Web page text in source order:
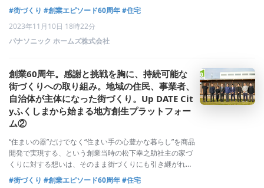
した。そこに暮らす人たちの健康、快適・利便性、豊かな
コミュニティを実現し、その街で生活することの誇りであ
るシビックプライドを醸成するトータ
#街づくり #創業エピソード60周年#住宅
2023年11月10日 18時22分
パナソニック ホームズ株式会社
創業60周年。感謝と挑戦を胸に、持続可能な
街づくりへの取り組み。地域の住民、事業者、
自治体が主体になった街づくり。Up DATE Cit
yふくしまから始まる地方創生プラットフォー
ム②
“住まいの器”だけでなく“住まい手の心豊かな暮らし”を商品
開発で実現する、という創業当時の松下幸之助社主の家づ
くりに対する想いは、そのまま街づくりにも引き継がれま
した。そこに暮らす人たちの健康、快適・利便性、豊かな
#街づくり #創業エピソード60周年#住宅